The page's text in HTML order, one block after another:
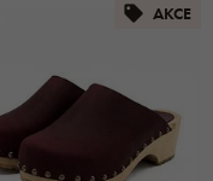
AKCE